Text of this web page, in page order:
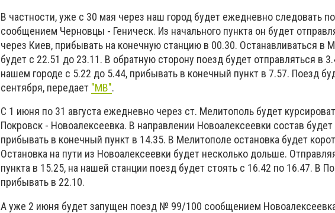
В частности, уже с 30 мая через наш город будет ежедневно следовать
сообщением Черновцы - Геническ. Из начального пункта он будет
через Киев, прибывать на конечную станцию в 00.30. Останавливаться в
будет с 22.51 до 23.11. В обратную сторону поезд будет отправляться в
нашем городе с 5.22 до 5.44, прибывать в конечный пункт в 7.57. Поезд
сентября, передает "МВ".
С 1 июня по 31 августа ежедневно через ст. Мелитополь будет
Покровск - Новоалексеевка. В направлении Новоалексеевки состав
прибывать в конечный пункт в 14.35. В Мелитополе остановка будет
Остановка на пути из Новоалексеевки будет несколько дольше.
пункта в 15.25, на нашей станции поезд будет стоять с 16.42 по 16.47. В
прибывать в 22.10.
А уже 2 июня будет запущен поезд № 99/100 сообщением